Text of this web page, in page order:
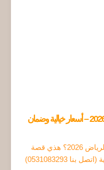
أفضل تكلفة متر ايبوكسي بالرياض 2026 – أسعار خيالية وضمان
تبي تعرف تكلفة متر ايبوكسي بالرياض 2026؟ هذي قصة
“أحمد” وكيف حوّل بيته لتحفة فنية (اتصل بنا 0531083293)